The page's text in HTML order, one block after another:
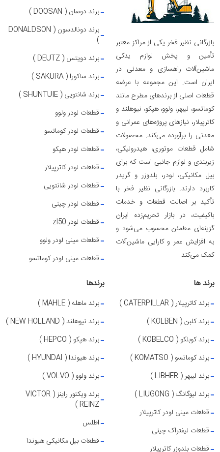
بازرگانی نظیر فخر یکی از مراکز معتبر
تأمین و پخش لوازم یدکی
ماشین‌آلات راهسازی و معدنی در
ایران است. این مجموعه با عرضه
قطعات اصلی از برندهای مطرح مانند
کوماتسو، لیبهر، ولوو، هپکو، نیوهلند و
کاترپیلار، نیازهای پروژه‌های عمرانی و
معدنی را برآورده می‌کند. محصولات
شامل قطعات موتوری، هیدرولیکی،
زیربندی و لوازم جانبی است که برای
بیل مکانیکی، لودر، بلدوزر و گریدر
کاربرد دارند. بازرگانی نظیر فخر با
تأکید بر اصالت قطعات و خدمات
باکیفیت، در بازار تحریم‌زده ایران
گزینه‌ای مطمئن محسوب می‌شود و
به افزایش عمر و کارایی ماشین‌آلات
کمک می‌کند.
برند دوسان ( DOOSAN )
برند دونالدسون ( DONALDSON
)
برند دویتس ( DEUTZ )
برند ساکورا ( SAKURA )
برند شانتویی ( SHUNTUIE )
قطعات لودر ولوو
قطعات لودر کوماتسو
قطعات لودر هپکو
قطعات لودر کاترپیلار
قطعات لودر شانتویی
قطعات لودر چینی
قطعات لودر zl50
قطعات مینی لودر ولوو
قطعات مینی لودر کوماتسو
برند ها
برند کاترپیلار ( CATERPILLAR )
برند کلبن ( KOLBEN )
برند کوبلکو ( KOBELCO )
برند کوماتسو ( KOMATSO )
برند لیبهر ( LIBHER )
برند لیوگانگ ( LIUGONG )
قطعات مینی لودر کاترپیلار
قطعات لیفتراک چینی
قطعات بلدوزر کاترپیلار
برندها
برند ماهله ( MAHLE )
برند نیوهلند ( NEW HOLLAND )
برند هپکو ( HEPCO )
برند هیوندا ( HYUNDAI )
برند ولوو ( VOLVO )
برند ویکتور راینز ( VICTOR
REINZ )
اطلس
قطعات بیل مکانیکی هیوندا